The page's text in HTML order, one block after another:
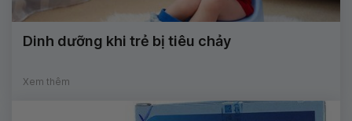
Dinh dưỡng khi trẻ bị tiêu chảy
Xem thêm